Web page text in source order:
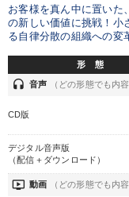
製造業 卸売・小
IT・サービス・金融業
キーワード
いい会社 モチベ
お客様を真ん中に置いた
の新しい価値に挑戦！小
る自律分散の組織への変
形 態
headset 音声 （どの形態でも内
CD版
デジタル音声版
（配信＋ダウンロード）
ondemand_video 動画 （どの形態でも内